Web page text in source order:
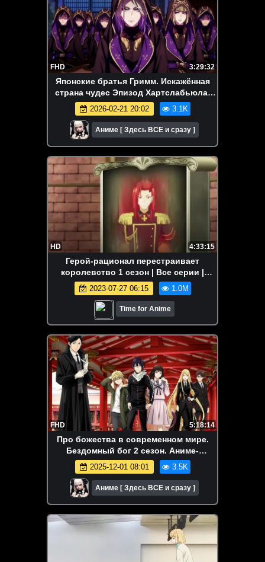
FHD 3:29:32
Японские братья Гримм. Искажённая
страна чудес Эпизод Хартслабьюла.
Аниме-марафон. Все серии подряд
2026-02-21 20:02 3.1K
Аниме [ Здесь ВСЕ и сразу ]
HD 4:33:15
Герой-рационал перестраивает
королевство 1 сезон | Все серии |
Марафон
2023-07-27 06:15 1.0M
Time for Anime
FHD 5:18:14
Про божества в современном мире.
Бездомный бог 2 сезон. Аниме-
марафон. Все серии подряд.
2025-12-01 08:01 3.5K
Аниме [ Здесь ВСЕ и сразу ]